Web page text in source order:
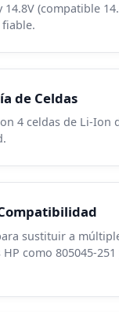
14.8V (compatible
de Celdas
4 celdas de Li-Ion
sustituir a
como 805045-251